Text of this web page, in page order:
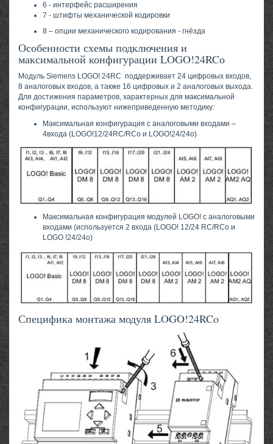
6 - интерфейс расширения
7 - штифты механической кодировки
8 – опции механического кодирования - гнёзда
Особенности схемы подключения и
максимальной конфигурации LOGO!24RCо
Модуль Siemens LOGO! 24RC поддерживает 24 цифровых входов,
8 аналоговых входов, а также 16 цифровых и 2 аналоговых выхода.
Для достижения параметров, характерных для максимальной
конфигурации, используют нижеприведенную методику:
Максимальная конфигурация с аналоговыми входами –
4входа (LOGO!12/24RC/RCo и LOGO!24/24o)
Максимальная конфигурация модулей LOGO! с аналоговыми
входами (используется 2 входа (LOGO! 12/24 RC/RCo и
LOGO !24/24o)
Специфика монтажа модуля LOGO!24RCo